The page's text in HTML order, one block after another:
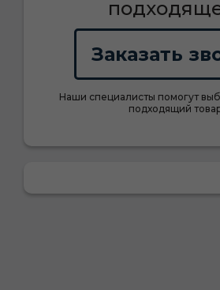
Заказать
Наши специалисты помогут
подходящий